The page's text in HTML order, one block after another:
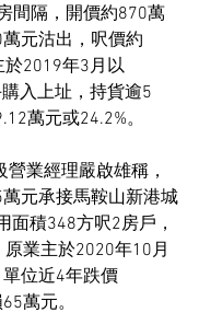
間隔，開價約870萬
元沽出，呎價約
於2019年3月以
入上址，持貨逾5
萬元或24.2%。
業經理嚴啟雄稱，
元承接馬鞍山新港城
面積348方呎2房戶，
業主於2020年10月
位近4年跌價
萬元。